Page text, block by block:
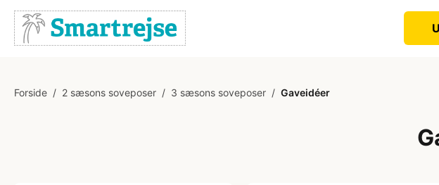
Forside / 2 sæsons soveposer / 3 sæsons soveposer / Gaveidéer